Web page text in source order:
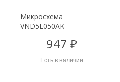
Микросхема
VND5E050AK
947 ₽
Есть в наличии